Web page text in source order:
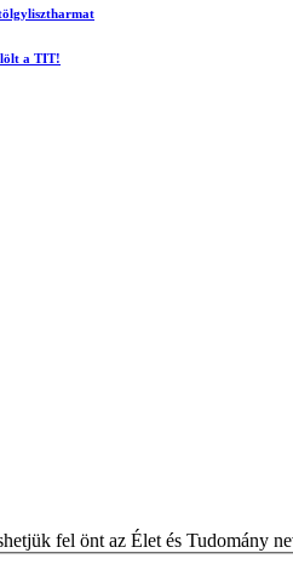
a TIT!
fel önt az Élet és Tudomány